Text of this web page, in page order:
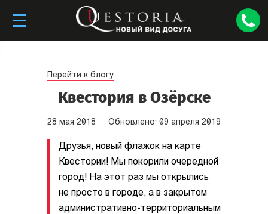
Перейти к блогу
Квестория в Озёрске
28 мая 2018 Обновлено: 09 апреля 2019
Друзья, новый флажок на карте
Квестории! Мы покорили очередной
город! На этот раз мы открылись
не просто в городе, а в закрытом
административно-территориальным